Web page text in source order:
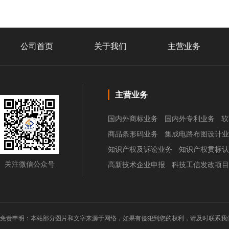
公司首页 关于我们 主营业务
关注微信公众号
主营业务
国内外商标业务 国内外专利业务
商品条形码业务
集成电路布图设计
知识产权及诉讼业务
知识产权贯标
高新技术企业申报
科技工信发改项
免责申明：本站部分图片和文字来源于网络，如果有侵犯到您的权利，请及时联系